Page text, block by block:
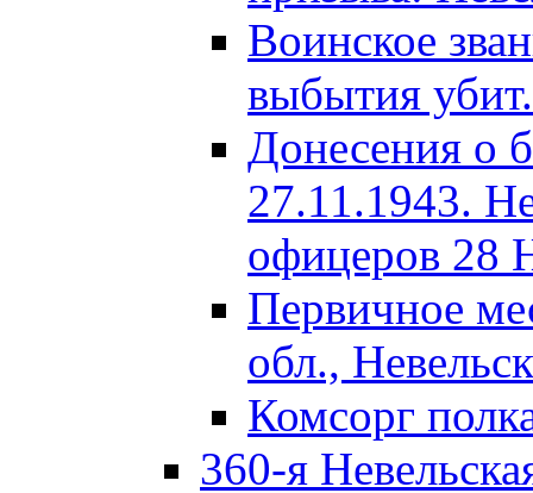
Воинское
выбытия убит.
Донесения о
27.11.1943.
офицеров 28
Первичное
обл.,
Комсорг
360-я